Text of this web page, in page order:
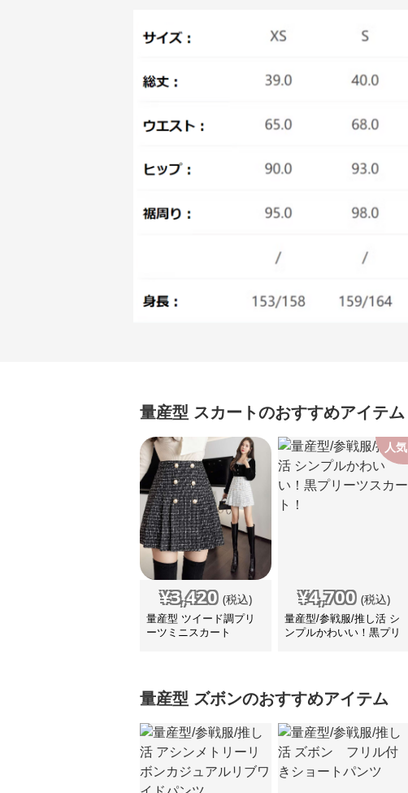
量産型 スカートのおすすめアイテム
¥3,420 (税込)
量産型 ツイード調プリ
ーツミニスカート
人気
¥4,700 (税込)
量産型/参戦服/推し活 シ
ンプルかわいい！黒プリ
量産型 ズボンのおすすめアイテム